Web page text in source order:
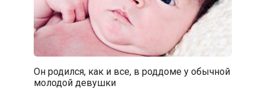
Он родился, как и все, в роддоме у обычной
молодой девушки